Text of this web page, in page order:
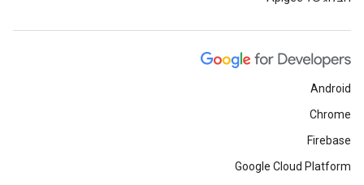
Android
Chrome
Firebase
Google Cloud Platform